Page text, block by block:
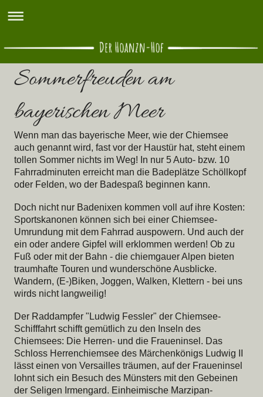
Sommerfreuden am
bayerischen Meer
Wenn man das bayerische Meer, wie der Chiemsee
auch genannt wird, fast vor der Haustür hat, steht einem
tollen Sommer nichts im Weg! In nur 5 Auto- bzw. 10
Fahrradminuten erreicht man die Badeplätze Schöllkopf
oder Felden, wo der Badespaß beginnen kann.
Doch nicht nur Badenixen kommen voll auf ihre Kosten:
Sportskanonen können sich bei einer Chiemsee-
Umrundung mit dem Fahrrad auspowern. Und auch der
ein oder andere Gipfel will erklommen werden! Ob zu
Fuß oder mit der Bahn - die chiemgauer Alpen bieten
traumhafte Touren und wunderschöne Ausblicke.
Wandern, (E-)Biken, Joggen, Walken, Klettern - bei uns
wirds nicht langweilig!
Der Raddampfer "Ludwig Fessler" der Chiemsee-
Schifffahrt schifft gemütlich zu den Inseln des
Chiemsees: Die Herren- und die Fraueninsel. Das
Schloss Herrenchiemsee des Märchenkönigs Ludwig II
lässt einen von Versailles träumen, auf der Fraueninsel
lohnt sich ein Besuch des Münsters mit den Gebeinen
der Seligen Irmengard. Einheimische Marzipan-